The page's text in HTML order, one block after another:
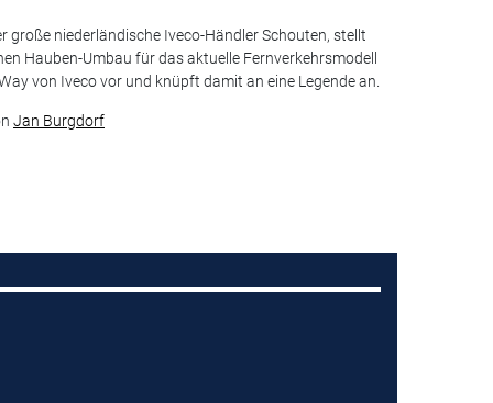
große niederländische Iveco-Händler Schouten, stellt
Hauben-Umbau für das aktuelle Fernverkehrsmodell
von Iveco vor und knüpft damit an eine Legende an.
Jan Burgdorf